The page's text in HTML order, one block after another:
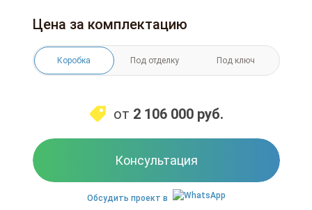
Цена за комплектацию
Коробка Под отделку Под ключ
от 2 106 000 руб.
Консультация
Обсудить проект в